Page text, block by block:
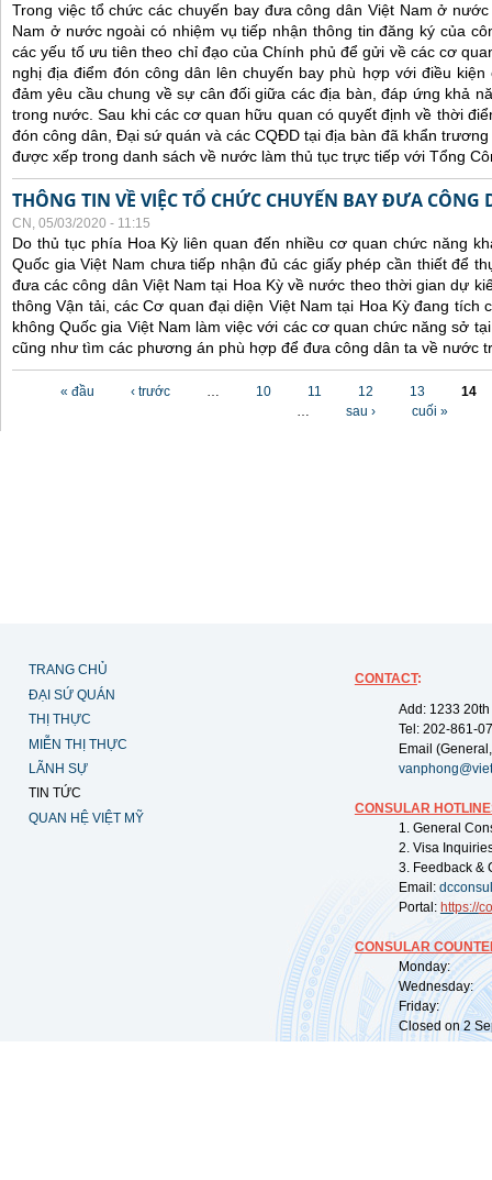
Trong việc tổ chức các chuyến bay đưa công dân Việt Nam ở
Nam ở nước ngoài có nhiệm vụ tiếp nhận thông tin đăng ký của
các yếu tố ưu tiên theo chỉ đạo của Chính phủ để gửi về các cơ
nghị địa điểm đón công dân lên chuyến bay phù hợp với điều
đảm yêu cầu chung về sự cân đối giữa các địa bàn, đáp ứng khả
trong nước. Sau khi các cơ quan hữu quan có quyết định về thời
đón công dân, Đại sứ quán và các CQĐD tại địa bàn đã khẩn
được xếp trong danh sách về nước làm thủ tục trực tiếp với Tổng
THÔNG TIN VỀ VIỆC TỔ CHỨC CHUYẾN BAY ĐƯA
CN, 05/03/2020 - 11:15
Do thủ tục phía Hoa Kỳ liên quan đến nhiều cơ quan chức năng
Quốc gia Việt Nam chưa tiếp nhận đủ các giấy phép cần thiết để
đưa các công dân Việt Nam tại Hoa Kỳ về nước theo thời gian dự
thông Vận tải, các Cơ quan đại diện Việt Nam tại Hoa Kỳ đang tích
không Quốc gia Việt Nam làm việc với các cơ quan chức năng sở
cũng như tìm các phương án phù hợp để đưa công dân ta về nước
« đầu ‹ trước … 10 11 12 13
14
…
sau › cuối »
TRANG CHỦ
ĐẠI SỨ QUÁN
THỊ THỰC
MIỄN THỊ THỰC
LÃNH SỰ
TIN TỨC
QUAN HỆ VIỆT MỸ
CONTACT:
Add: 1233
Tel: 202-861-
Email
CONSULAR
1. General
2. Visa
3. Feedback &
Email:
Portal: https://
CONSULAR
Monday:
Wednesday:
Friday:
Closed on 2